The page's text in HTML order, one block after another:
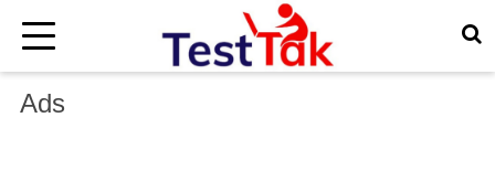
Ads
×